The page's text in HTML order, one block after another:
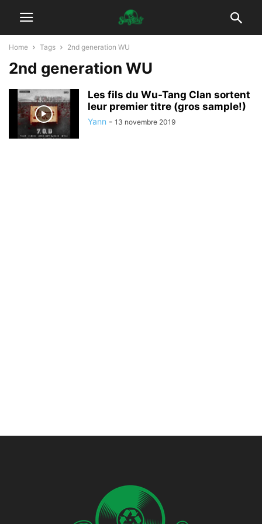
Home Tags 2nd generation WU
2nd generation WU
Les fils du Wu-Tang Clan sortent
leur premier titre (gros sample!)
Yann - 13 novembre 2019